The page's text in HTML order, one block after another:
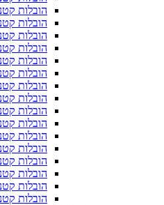
הובלות קטנות בחולון​
הובלות קטנות בפתח תקווה
הובלות קטנות ברמת גן
הובלות קטנות בראשון לציון
הובלות קטנות בהרצליה
הובלות קטנות ביבנה
הובלות קטנות בבת ים
הובלות קטנות ברעננה
הובלות קטנות בגבעתיים
הובלות קטנות בגן יבנה
הובלות קטנות ברחובות
הובלות קטנות בהוד השרון
הובלות קטנות בנתניה
הובלות קטנות בכפר סבא
הובלות קטנות בלוד
הובלות קטנות באור יהודה